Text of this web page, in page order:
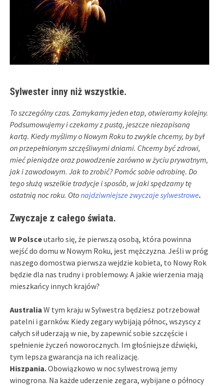
Sylwester inny niż wszystkie.
To szczególny czas. Zamykamy jeden etap, otwieramy kolejny.
Podsumowujemy i czekamy z pustą, jeszcze niezapisaną
kartą. Kiedy myślimy o Nowym Roku to zwykle chcemy, by był
on przepełnionym szczęśliwymi dniami. Chcemy być zdrowi,
mieć pieniądze oraz powodzenie zarówno w życiu prywatnym,
jak i zawodowym. Jak to zrobić? Pomóc sobie odrobinę. Do
tego służą wszelkie tradycje i sposób, w jaki spędzamy tę
ostatnią noc roku. Otonajdziwniejsze zwyczaje sylwestrowe.
Zwyczaje z całego świata.
W Polsceutarło się, że pierwszą osobą, która powinna
wejść do domu w Nowym Roku, jest mężczyzna. Jeśli w próg
naszego domostwa pierwsza wejdzie kobieta, to Nowy Rok
będzie dla nas trudny i problemowy. A jakie wierzenia mają
mieszkańcy innych krajów?
Australia W tym kraju w Sylwestra będziesz potrzebował
patelni i garnków. Kiedy zegary wybijają północ, wszyscy z
całych sił uderzają w nie, by zapewnić sobie szczęście i
spełnienie życzeń noworocznych. Im głośniejsze dźwięki,
tym lepsza gwarancja na ich realizację.
Hiszpania.Obowiązkowo w noc sylwestrową jemy
winogrona. Na każde uderzenie zegara, wybijane o północy